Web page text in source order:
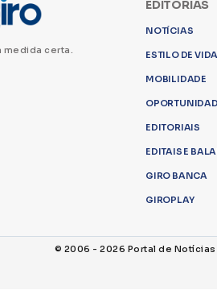
medida certa.
EDITORIAS
NOTÍCIAS
ESTILO DE VIDA
MOBILIDADE
EDITORIAIS
EDITAIS E
GIRO BANCA
GIROPLAY
© 2006 - 2026 Portal de